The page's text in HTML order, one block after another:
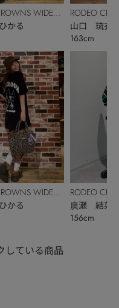
WIDE
かる
WIDE
かる
RODEO
BOWL
山口 琉衣
163cm
RODEO
BOWL
廣瀬 結菜
156cm
している商品